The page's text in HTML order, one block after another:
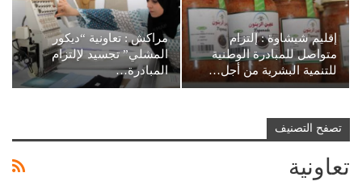
إقليم شيشاوة : إلتزام
متواصل للمبادرة الوطنية
للتنمية البشرية من أجل…
مراكش : تعاونية “ديكور
المشلي” تجسيد لإلتزام
المبادرة…
تصفح التصنيف
تعاونية